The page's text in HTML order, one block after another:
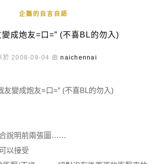
企鵝的自言自語
變成炮友=口=” (不喜BL的勿入)
於 2008-08-04 由naichennai
說明前兩張圖……
以接受